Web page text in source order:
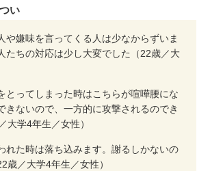
い
や嫌味を言ってくる人は少なからずいま
たちの対応は少し大変でした（22歳／大
とってしまった時はこちらが喧嘩腰にな
きないので、一方的に攻撃されるのでき
大学4年生／女性）
れた時は落ち込みます。謝るしかないの
歳／大学4年生／女性）